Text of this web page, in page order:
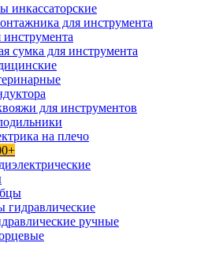
инкассаторские
для инструмента
сумка для инструмента
для инструментов
на плечо
гидравлические
ручные